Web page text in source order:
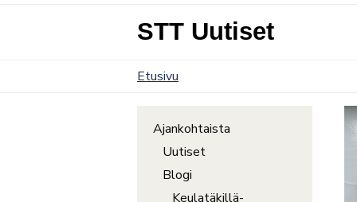
STT Uutiset
Etusivu
Ajankohtaista
Uutiset
Blogi
Keulatäkillä-